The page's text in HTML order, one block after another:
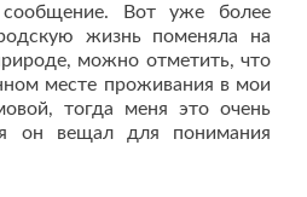
Вот уже более
жизнь поменяла на
можно отметить, что
месте проживания в мои
тогда меня это очень
он вещал для понимания